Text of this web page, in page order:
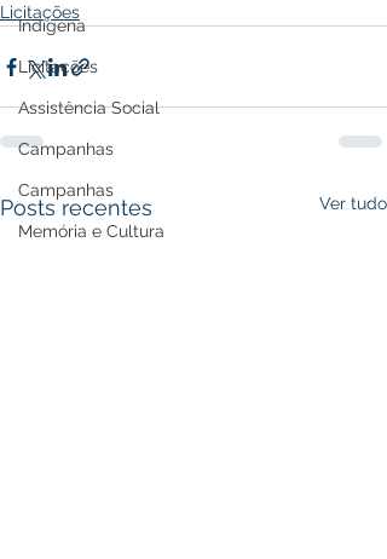
Indígena
Licitações
Assistência Social
Campanhas
Campanhas
Memória e Cultura
Licitações
Posts recentes Ver tudo